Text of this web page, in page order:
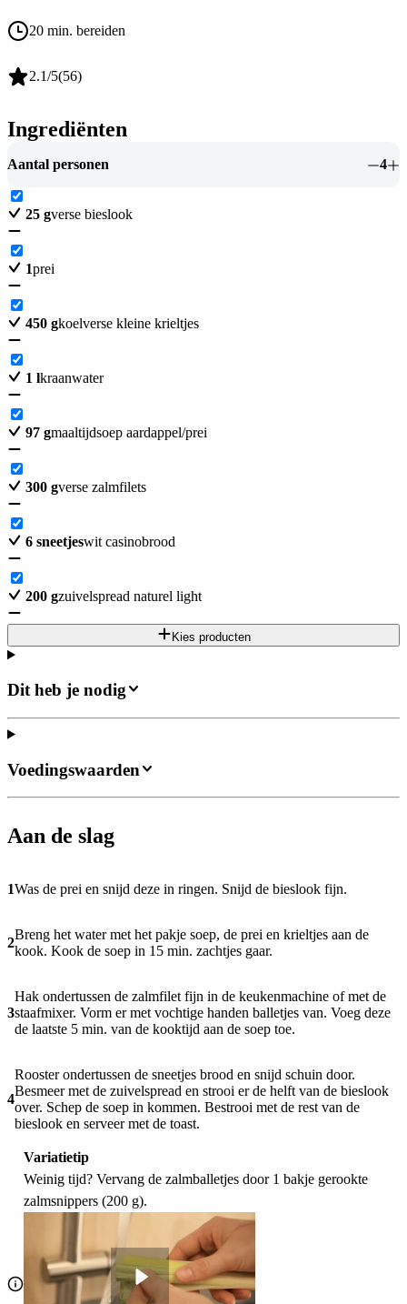
20 min. bereiden
2.1/5(56)
Ingrediënten
Aantal personen 4
25 gverse bieslook
1prei
450 gkoelverse kleine krieltjes
1 lkraanwater
97 gmaaltijdsoep aardappel/prei
300 gverse zalmfilets
6 sneetjeswit casinobrood
200 gzuivelspread naturel light
Kies producten
Dit heb je nodig
Aan de slag
1Was de prei en snijd deze in ringen. Snijd de bieslook fijn.
2
Breng het water met het pakje soep, de prei en krieltjes aan de
kook. Kook de soep in 15 min. zachtjes gaar.
3
Hak ondertussen de zalmfilet fijn in de keukenmachine of met de
staafmixer. Vorm er met vochtige handen balletjes van. Voeg deze
de laatste 5 min. van de kooktijd aan de soep toe.
4
Rooster ondertussen de sneetjes brood en snijd schuin door.
Besmeer met de zuivelspread en strooi er de helft van de bieslook
over. Schep de soep in kommen. Bestrooi met de rest van de
bieslook en serveer met de toast.
Variatietip
Weinig tijd? Vervang de zalmballetjes door 1 bakje gerookte
zalmsnippers (200 g).
Voedingswaarden